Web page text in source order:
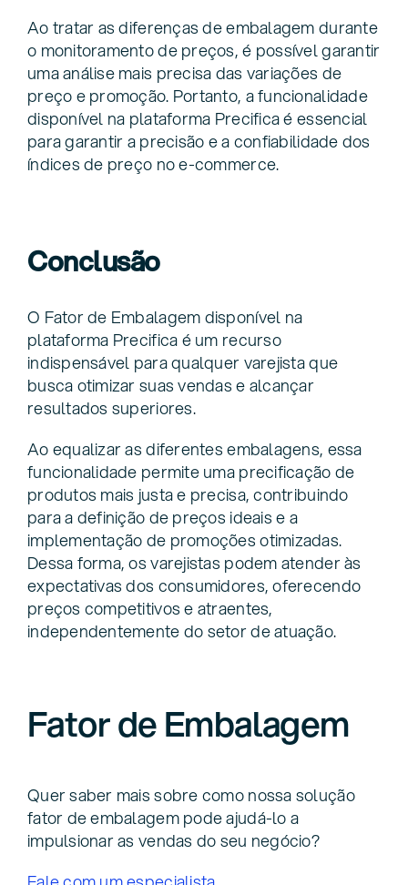
Ao tratar as diferenças de embalagem durante
o monitoramento de preços, é possível garantir
uma análise mais precisa das variações de
preço e promoção. Portanto, a funcionalidade
disponível na plataforma Precifica é essencial
para garantir a precisão e a confiabilidade dos
índices de preço no e-commerce.
Conclusão
O Fator de Embalagem disponível na
plataforma Precifica é um recurso
indispensável para qualquer varejista que
busca otimizar suas vendas e alcançar
resultados superiores.
Ao equalizar as diferentes embalagens, essa
funcionalidade permite uma precificação de
produtos mais justa e precisa, contribuindo
para a definição de preços ideais e a
implementação de promoções otimizadas.
Dessa forma, os varejistas podem atender às
expectativas dos consumidores, oferecendo
preços competitivos e atraentes,
independentemente do setor de atuação.
Fator de Embalagem
Quer saber mais sobre como nossa solução
fator de embalagem pode ajudá-lo a
impulsionar as vendas do seu negócio?